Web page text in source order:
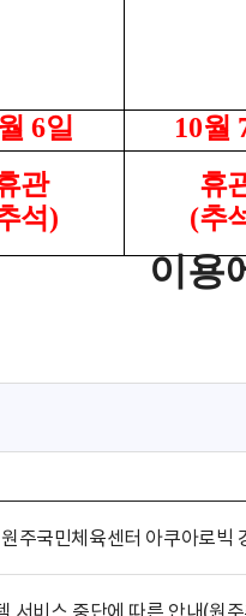
월6일 10월
관
석)
휴
(추
이용
주국민체육센터 아쿠아로빅
서비스 중단에 따른 안내(원